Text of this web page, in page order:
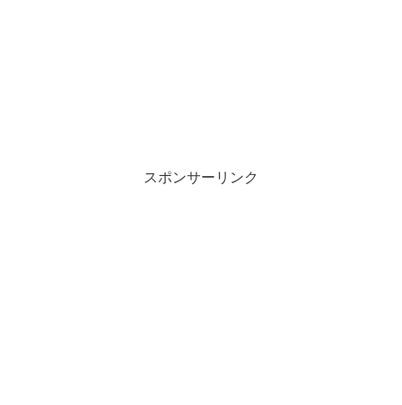
スポンサーリンク